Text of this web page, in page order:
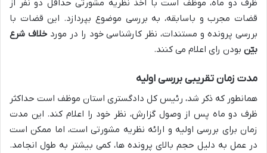
ظرف دو ماه، موظف است با اخذ نظریه مشورتی حداقل دو نفر از
قضات مجرب و باسابقه، به بررسی موضوع بپردازد. این قضات با
بررسی پرونده و مستندات، نظر کارشناسی خود را در موردخلاف شرع
بیّن بودن رای اعلام می کنند.
مدت زمان تقریبی بررسی اولیه
همانطور که ذکر شد، رئیس کل دادگستری استان موظف است حداکثر
ظرف دو ماه پس از وصول گزارش، نظر خود را اعلام کند. این مدت
زمان برای بررسی اولیه و ارائه نظریه مشورتی است، اما ممکن است
در عمل به دلیل حجم بالای پرونده ها، کمی بیشتر به طول انجامد.